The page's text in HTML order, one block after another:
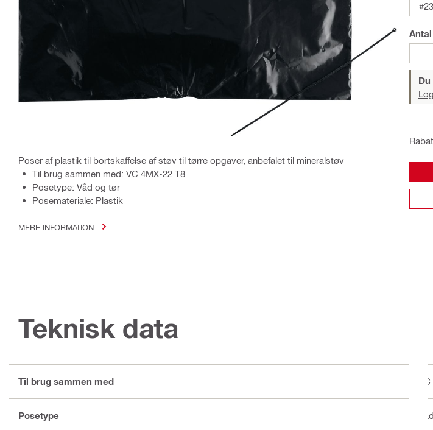
Poser af plastik til bortskaffelse af støv til tørre opgaver, anbefalet til mineralstøv
Til brug sammen med: VC 4MX-22 T8
Posetype: Våd og tør
Posemateriale: Plastik
MERE INFORMATION
Antal
Teknisk data
Til brug sammen med
Posetype